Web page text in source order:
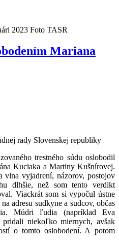
Mariana
rady Slovenskej republiky
trestného súdu oslobodil
Kuciaka a Martiny Kušnírovej.
vlna vyjadrení, názorov, postojov
dlhšie, než som tento verdikt
Viackrát som si vypočul ústne
adresu sudkyne a sudcov, občas
Múdri ľudia (napríklad Eva
niekoľko miernych, avšak
o tomto oslobodení. A potom